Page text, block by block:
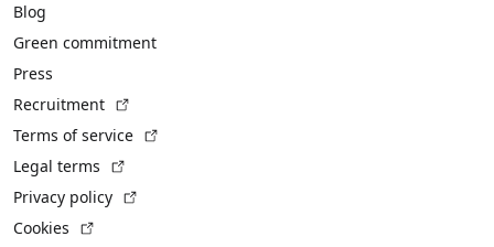
Blog
Green commitment
Press
Recruitment
Terms of service
Legal terms
Privacy policy
Cookies